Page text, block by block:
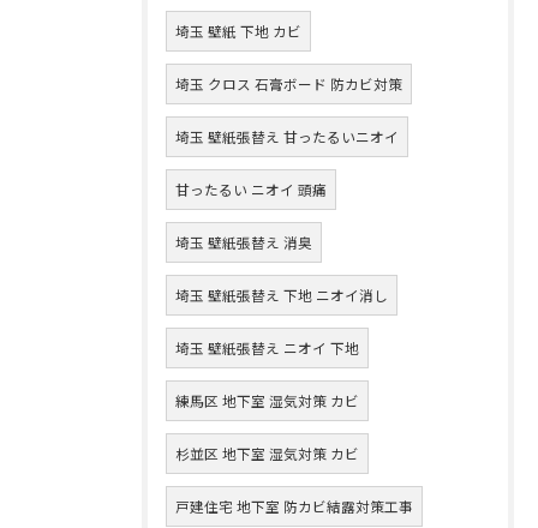
埼玉 壁紙 下地 カビ
埼玉 クロス 石膏ボード 防カビ対策
埼玉 壁紙張替え 甘ったるいニオイ
甘ったるい ニオイ 頭痛
埼玉 壁紙張替え 消臭
埼玉 壁紙張替え 下地 ニオイ消し
埼玉 壁紙張替え ニオイ 下地
練馬区 地下室 湿気対策 カビ
杉並区 地下室 湿気対策 カビ
戸建住宅 地下室 防カビ結露対策工事